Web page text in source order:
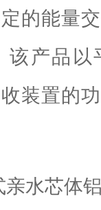
的能量
该产品以
装置的